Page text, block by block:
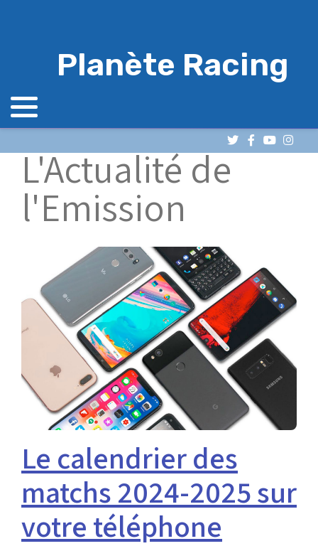
Planète Racing
L'Actualité de
l'Emission
Le calendrier des
matchs 2024-2025 sur
votre téléphone